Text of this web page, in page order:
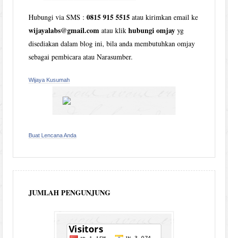
Hubungi via SMS :0815 915 5515 atau kirimkan email ke
wijayalabs@gmail.com atau klikhubungi omjay yg
disediakan dalam blog ini, bila anda membutuhkan omjay
sebagai pembicara atau Narasumber.
Wijaya Kusumah
Buat Lencana Anda
JUMLAH PENGUNJUNG